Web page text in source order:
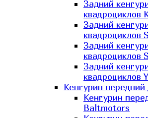
Задний
квадроциклов
Задний
квадроциклов
Задний
квадроциклов
Задний
квадроциклов
Кенгурин
Кенгурин
Baltmotors